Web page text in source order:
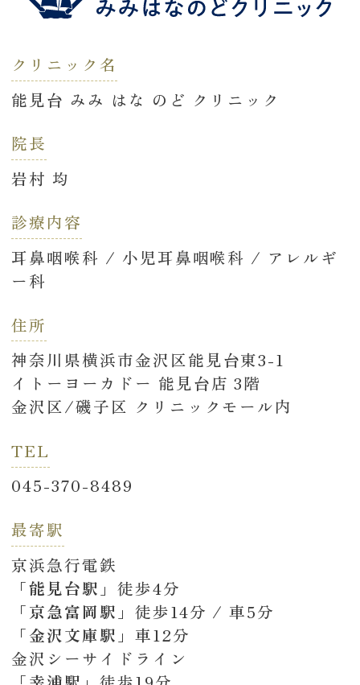
クリニック名
能見台 みみ はな のど クリニック
院長
岩村 均
診療内容
耳鼻咽喉科 / 小児耳鼻咽喉科 / アレルギ
ー科
住所
神奈川県横浜市金沢区能見台東3-1
イトーヨーカドー 能見台店 3階
金沢区/磯子区 クリニックモール内
TEL
045-370-8489
最寄駅
京浜急行電鉄
「能見台駅」 徒歩4分
「京急富岡駅」 徒歩14分 / 車5分
「金沢文庫駅」 車12分
金沢シーサイドライン